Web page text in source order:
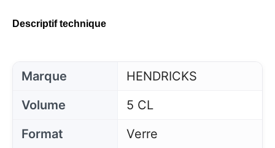
Descriptif technique
Marque
HENDRICKS
Volume
5 CL
Format
Verre